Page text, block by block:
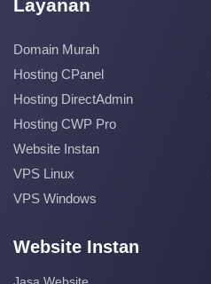
Layanan
Domain Murah
Hosting CPanel
Hosting DirectAdmin
Hosting CWP Pro
Website Instan
VPS Linux
VPS Windows
Website Instan